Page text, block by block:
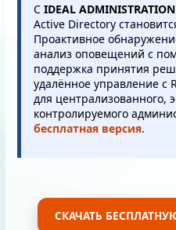
С IDEAL ADMINISTRATION
Active Directory
Проактивное
анализ оповещений с
поддержка принятия
удалённое управление с
для централизованного,
контролируемого
бесплатная версия.
СКАЧАТЬ